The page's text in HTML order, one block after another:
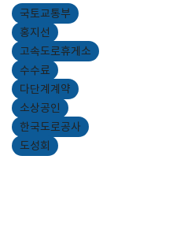
국토교통부
홍지선
고속도로휴게소
수수료
다단계계약
소상공인
한국도로공사
도성회